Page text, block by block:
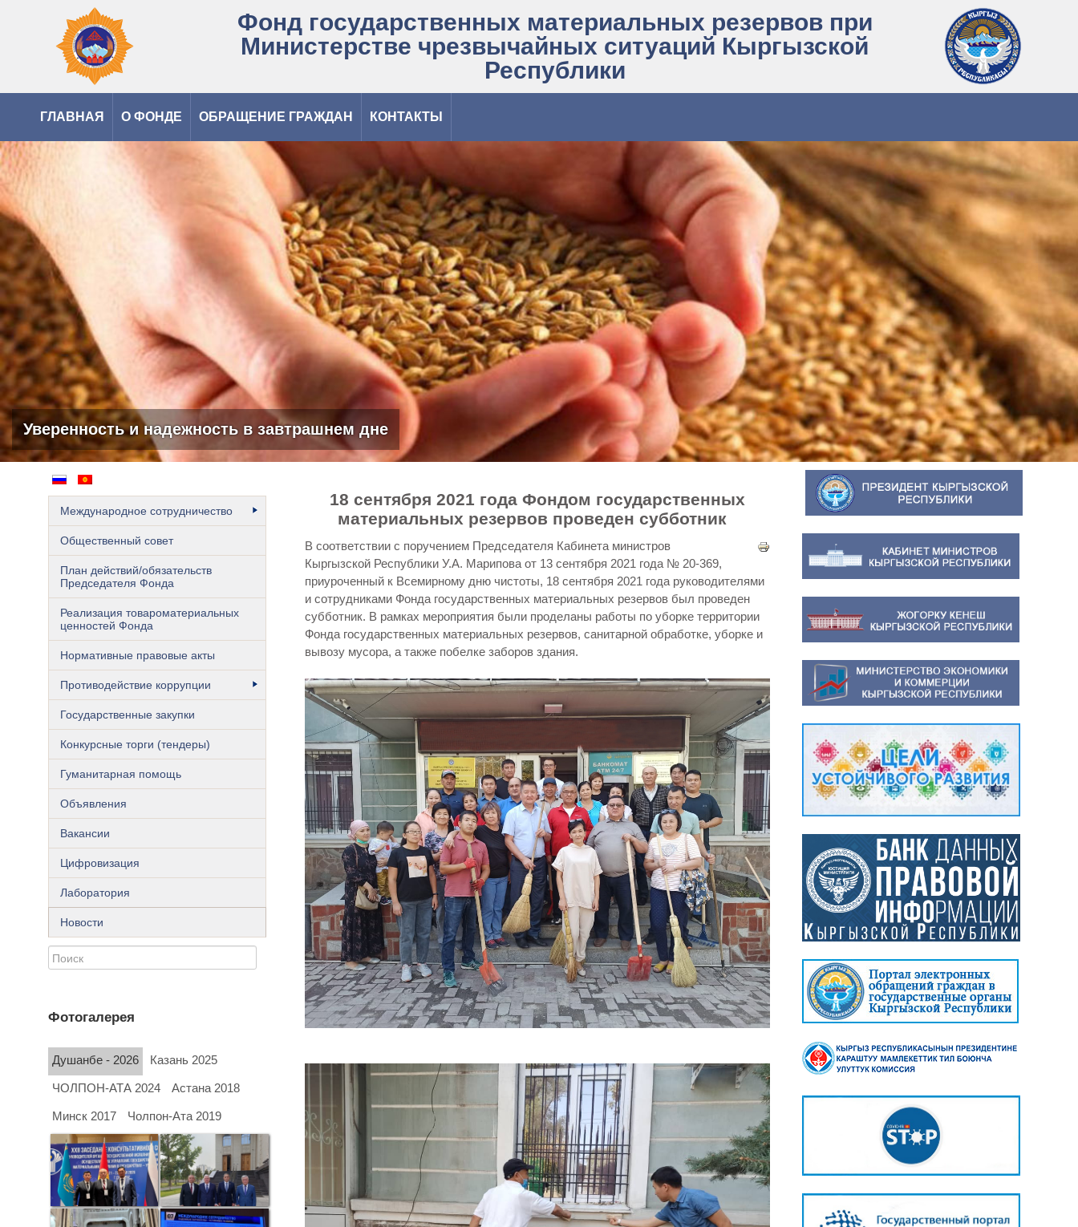
Фонд государственных материальных резервов при
Министерстве чрезвычайных ситуаций Кыргызской
Республики
ГЛАВНАЯ О ФОНДЕ ОБРАЩЕНИЕ ГРАЖДАН КОНТАКТЫ
Запасы государственного резерва – это достояние народа
Международное сотрудничество
Общественный cовет
План действий/обязательств
Председателя Фонда
Реализация товароматериальных
ценностей Фонда
Нормативные правовые акты
Противодействие коррупции
Государственные закупки
Конкурсные торги (тендеры)
Гуманитарная помощь
Объявления
Вакансии
Цифровизация
Лаборатория
Новости
Фотогалерея
Душанбе - 2026 Казань 2025
ЧОЛПОН-АТА 2024 Астана 2018
Минск 2017 Чолпон-Ата 2019
18 сентября 2021 года Фондом государственных
материальных резервов проведен субботник
В соответствии с поручением Председателя Кабинета министров
Кыргызской Республики У.А. Марипова от 13 сентября 2021 года № 20-369,
приуроченный к Всемирному дню чистоты, 18 сентября 2021 года руководителями
и сотрудниками Фонда государственных материальных резервов был проведен
субботник. В рамках мероприятия были проделаны работы по уборке территории
Фонда государственных материальных резервов, санитарной обработке, уборке и
вывозу мусора, а также побелке заборов здания.